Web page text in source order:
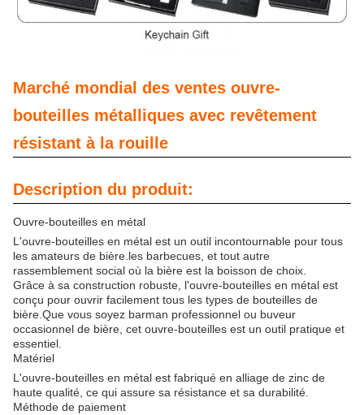
Marché mondial des ventes ouvre-
bouteilles métalliques avec revêtement
résistant à la rouille
Description du produit:
Ouvre-bouteilles en métal
L'ouvre-bouteilles en métal est un outil incontournable pour tous
les amateurs de bière.les barbecues, et tout autre
rassemblement social où la bière est la boisson de choix.
Grâce à sa construction robuste, l'ouvre-bouteilles en métal est
conçu pour ouvrir facilement tous les types de bouteilles de
bière.Que vous soyez barman professionnel ou buveur
occasionnel de bière, cet ouvre-bouteilles est un outil pratique et
essentiel.
Matériel
L'ouvre-bouteilles en métal est fabriqué en alliage de zinc de
haute qualité, ce qui assure sa résistance et sa durabilité.
Méthode de paiement